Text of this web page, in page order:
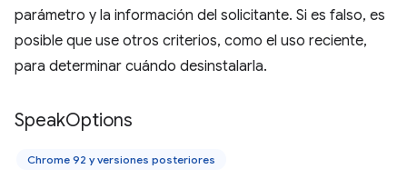
parámetro y la información del solicitante. Si es falso, es
posible que use otros criterios, como el uso reciente,
para determinar cuándo desinstalarla.
SpeakOptions
Chrome 92 y versiones posteriores